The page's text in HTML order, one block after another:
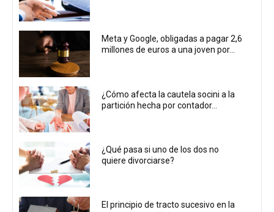
Meta y Google, obligadas a pagar 2,6
millones de euros a una joven por...
¿Cómo afecta la cautela socini a la
partición hecha por contador...
¿Qué pasa si uno de los dos no
quiere divorciarse?
El principio de tracto sucesivo en la